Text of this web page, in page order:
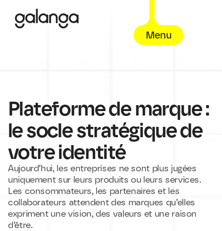
Menu
< Retour aux actualités
Plateforme de marque :
le socle stratégique de
votre identité
Aujourd’hui, les entreprises ne sont plus jugées
uniquement sur leurs produits ou leurs services.
Les consommateurs, les partenaires et les
collaborateurs attendent des marques qu’elles
expriment une vision, des valeurs et une raison
d’être.